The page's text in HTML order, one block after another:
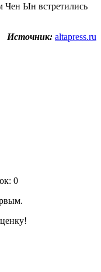
Чен Ын встретились
Источник: altapress.ru
0